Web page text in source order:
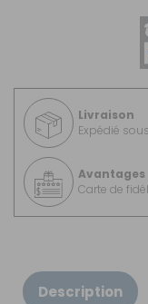
Livraison
Expédié
Avantages
Carte de
Description